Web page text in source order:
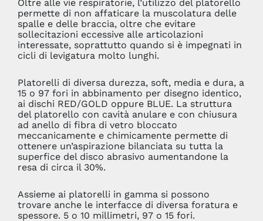
Oltre alle vie respiratorie, l’utilizzo del platorello
permette di non affaticare la muscolatura delle
spalle e delle braccia, oltre che evitare
sollecitazioni eccessive alle articolazioni
interessate, soprattutto quando si è impegnati in
cicli di levigatura molto lunghi.
Platorelli di diversa durezza, soft, media e dura, a
15 o 97 fori in abbinamento per disegno identico,
ai dischi RED/GOLD oppure BLUE. La struttura
del platorello con cavità anulare e con chiusura
ad anello di fibra di vetro bloccato
meccanicamente e chimicamente permette di
ottenere un’aspirazione bilanciata su tutta la
superfice del disco abrasivo aumentandone la
resa di circa il 30%.
Assieme ai platorelli in gamma si possono
trovare anche le interfacce di diversa foratura e
spessore. 5 o 10 millimetri, 97 o 15 fori.